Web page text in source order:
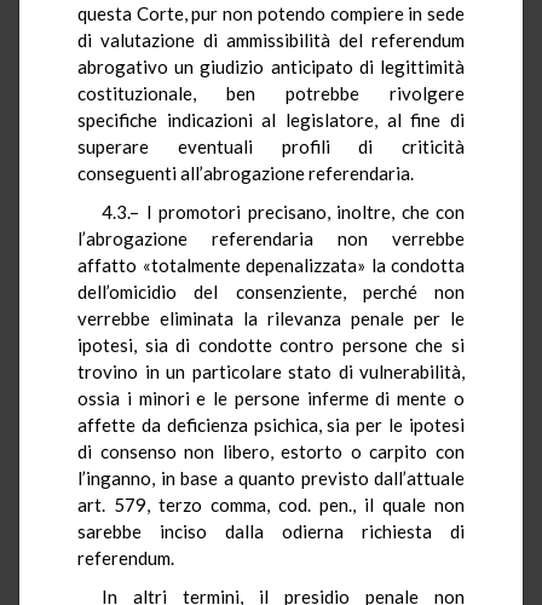
questa Corte, pur non potendo compiere in sede
di valutazione di ammissibilità del referendum
abrogativo un giudizio anticipato di legittimità
costituzionale, ben potrebbe rivolgere
specifiche indicazioni al legislatore, al fine di
superare eventuali profili di criticità
conseguenti all’abrogazione referendaria.
4.3.– I promotori precisano, inoltre, che con
l’abrogazione referendaria non verrebbe
affatto «totalmente depenalizzata» la condotta
dell’omicidio del consenziente, perché non
verrebbe eliminata la rilevanza penale per le
ipotesi, sia di condotte contro persone che si
trovino in un particolare stato di vulnerabilità,
ossia i minori e le persone inferme di mente o
affette da deficienza psichica, sia per le ipotesi
di consenso non libero, estorto o carpito con
l’inganno, in base a quanto previsto dall’attuale
art. 579, terzo comma, cod. pen., il quale non
sarebbe inciso dalla odierna richiesta di
referendum.
In altri termini, il presidio penale non